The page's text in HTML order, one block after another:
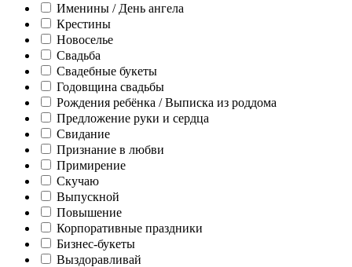
Именины / День ангела
Крестины
Новоселье
Свадьба
Свадебные букеты
Годовщина свадьбы
Рождения ребёнка / Выписка из роддома
Предложение руки и сердца
Свидание
Признание в любви
Примирение
Скучаю
Выпускной
Повышение
Корпоративные праздники
Бизнес-букеты
Выздоравливай